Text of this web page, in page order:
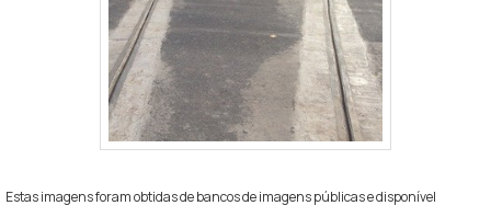
Estas imagens foram obtidas de bancos de imagens públicas e disponível